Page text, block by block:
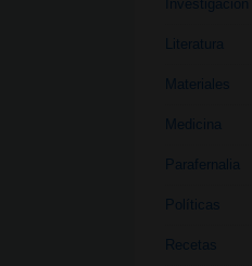
Investigación
Literatura
Materiales
Medicina
Parafernalia
Políticas
Recetas